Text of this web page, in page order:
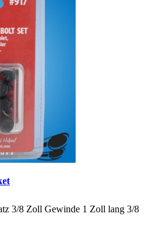
3/8 Zoll Gewinde 1 Zoll lang 3/8